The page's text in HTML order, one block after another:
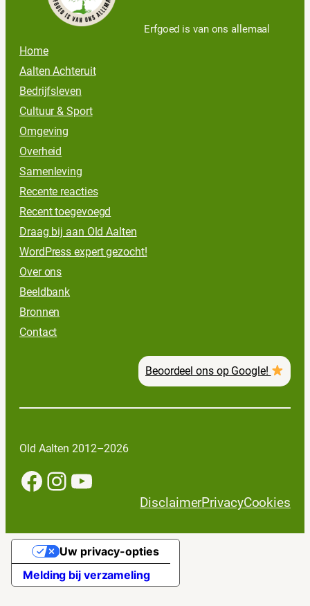
Erfgoed is van ons allemaal
Home
Aalten Achteruit
Bedrijfsleven
Cultuur & Sport
Omgeving
Overheid
Samenleving
Recente reacties
Recent toegevoegd
Draag bij aan Old Aalten
WordPress expert gezocht!
Over ons
Beeldbank
Bronnen
Contact
Beoordeel ons op Google!
Old Aalten 2012–2026
Facebook InstagramYouTube
DisclaimerPrivacyCookies
Melding bij verzameling
Uw privacy-opties